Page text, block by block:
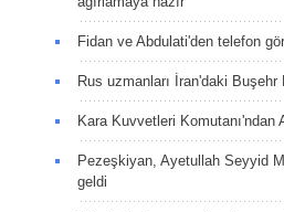
Fidan ve Abdulati'den telefon
Rus uzmanları İran'daki
Kara Kuvvetleri Komutanı'ndan
Pezeşkiyan, Ayetullah Seyyid
geldi